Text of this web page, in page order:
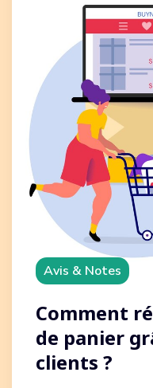
Avis & Notes
Comment
de panier
clients ?